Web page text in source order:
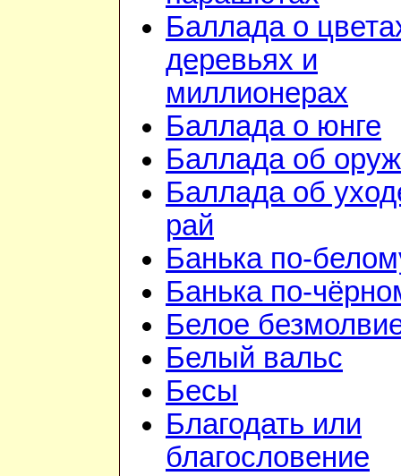
Баллада о
деревьях и
миллионерах
Баллада о юнге
Баллада об
Баллада об
рай
Банька по-
Банька по-
Белое
Белый вальс
Бесы
Благодать или
благословение